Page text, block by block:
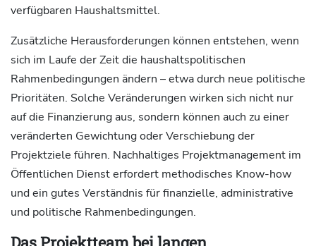
verfügbaren Haushaltsmittel.
Zusätzliche Herausforderungen können entstehen, wenn
sich im Laufe der Zeit die haushaltspolitischen
Rahmenbedingungen ändern – etwa durch neue politische
Prioritäten. Solche Veränderungen wirken sich nicht nur
auf die Finanzierung aus, sondern können auch zu einer
veränderten Gewichtung oder Verschiebung der
Projektziele führen. Nachhaltiges Projektmanagement im
Öffentlichen Dienst erfordert methodisches Know-how
und ein gutes Verständnis für finanzielle, administrative
und politische Rahmenbedingungen.